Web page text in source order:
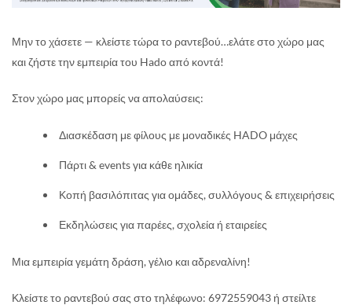
Μην το χάσετε — κλείστε τώρα το ραντεβού…ελάτε στο χώρο μας
και ζήστε την εμπειρία του Hado από κοντά!
Στον χώρο μας μπορείς να απολαύσεις:
Διασκέδαση με φίλους με μοναδικές HADO μάχες
Πάρτι & events για κάθε ηλικία
Κοπή βασιλόπιτας για ομάδες, συλλόγους & επιχειρήσεις
Εκδηλώσεις για παρέες, σχολεία ή εταιρείες
Μια εμπειρία γεμάτη δράση, γέλιο και αδρεναλίνη!
Κλείστε το ραντεβού σας στο τηλέφωνο: 6972559043 ή στείλτε